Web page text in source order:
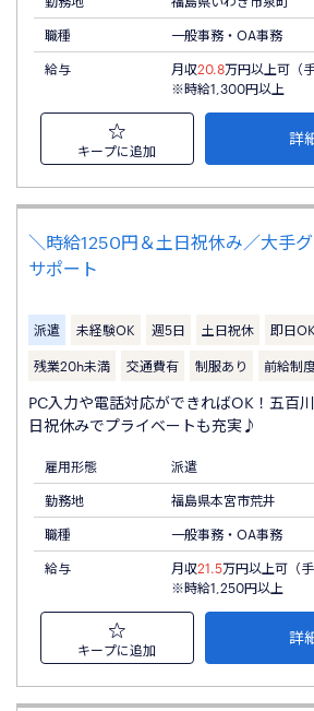
職種 一般事務・OA事務
給与 月収20.8万円以上可（
※時給1,300円以上
キープに追加
詳
＼時給1250円＆土日祝休み／大手
サポート
派遣
未経験OK 週5日 土日祝休 即日OK
残業20h未満 交通費有 制服あり 前給制
PC入力や電話対応ができればOK！五百
日祝休みでプライベートも充実♪
雇用形態 派遣
勤務地 福島県本宮市荒井
職種 一般事務・OA事務
給与 月収21.5万円以上可（
※時給1,250円以上
キープに追加
詳